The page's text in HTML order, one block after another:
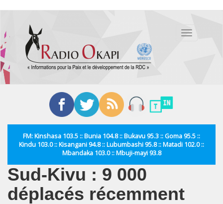
contenu
principal
Toggle
FM: Kinshasa 103.5 :: Bunia 104.8 :: Bukavu 95.3 :: Goma 95.5 ::
Kindu 103.0 :: Kisangani 94.8 :: Lubumbashi 95.8 :: Matadi 102.0 ::
Mbandaka 103.0 :: Mbuji-mayi 93.8
Sud-Kivu : 9 000
déplacés récemment